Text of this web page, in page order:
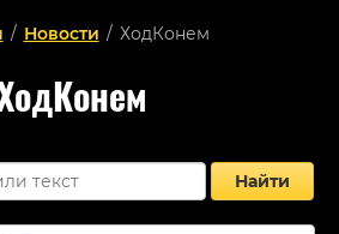
/ Новости / ХодКонем
Найти